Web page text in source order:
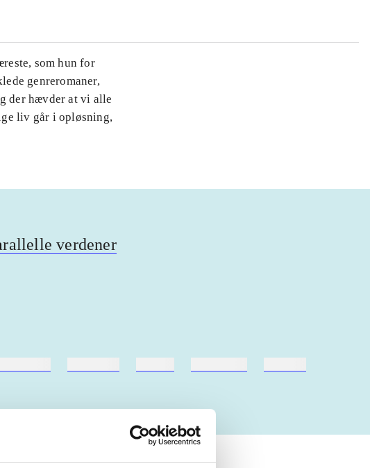
som hun for
genreromaner,
der hævder at vi alle
liv går i opløsning,
verdener